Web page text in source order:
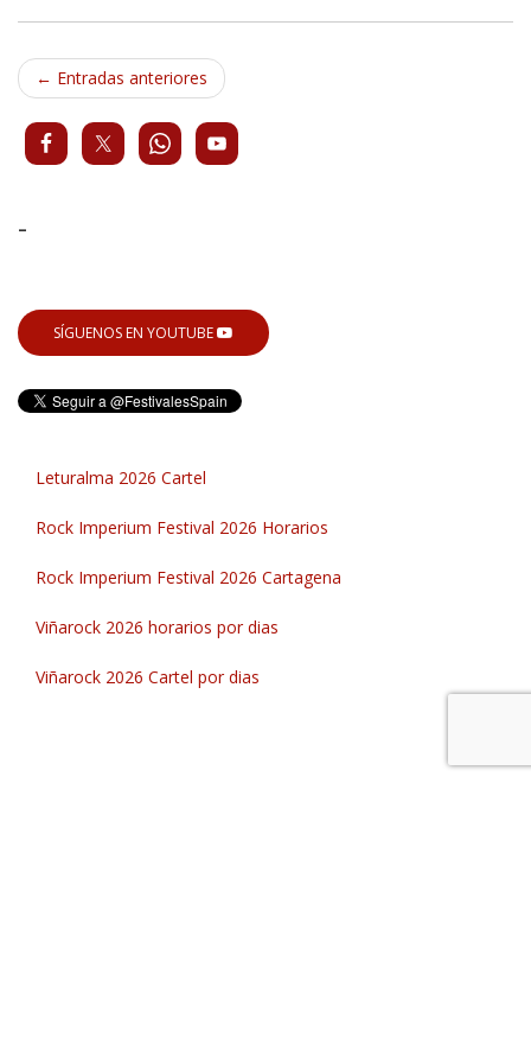
Navegación
de
entradas
← Entradas anteriores
-
SÍGUENOS EN YOUTUBE
Leturalma 2026 Cartel
Rock Imperium Festival 2026 Horarios
Rock Imperium Festival 2026 Cartagena
Viñarock 2026 horarios por dias
Viñarock 2026 Cartel por dias